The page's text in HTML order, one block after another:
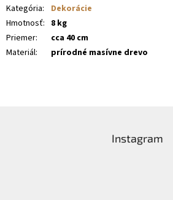
Kategória:
Dekorácie
Hmotnosť: 8 kg
Priemer:
cca 40 cm
Materiál: prírodné masívne drevo
Instagram